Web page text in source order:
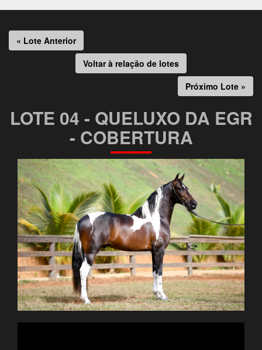
« Lote Anterior
Voltar à relação de lotes
Próximo Lote »
LOTE 04 - QUELUXO DA EGR
- COBERTURA